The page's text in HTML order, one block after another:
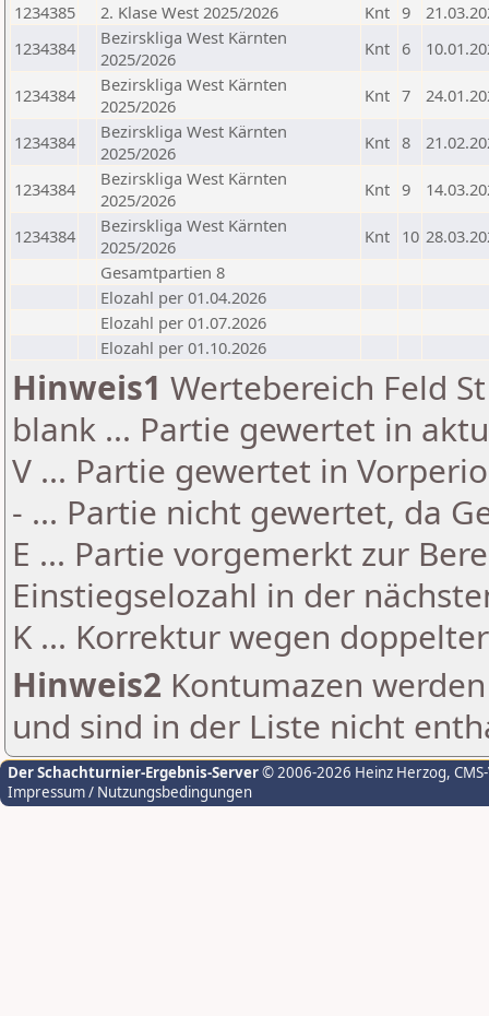
1234385
2. Klase West 2025/2026 Knt 9
1234384
Bezirskliga West Kärnten
2025/2026
Knt 6
1234384
Bezirskliga West Kärnten
2025/2026
Knt 7
1234384
Bezirskliga West Kärnten
2025/2026
Knt 8
1234384
Bezirskliga West Kärnten
2025/2026
Knt 9
1234384
Bezirskliga West Kärnten
2025/2026
Knt 10
Gesamtpartien 8
Elozahl per 01.04.2026
Elozahl per 01.07.2026
Elozahl per 01.10.2026
Hinweis1 Wertebereich Feld
blank ... Partie gewertet in
V ... Partie gewertet in
- ... Partie nicht gewertet, da
E ... Partie vorgemerkt zur
Einstiegselozahl in der
K ... Korrektur wegen
Hinweis2 Kontumazen
und sind in der Liste nicht
Der Schachturnier-Ergebnis-Server© 2006-2026 Heinz Herzog,
Impressum / Nutzungsbedingungen